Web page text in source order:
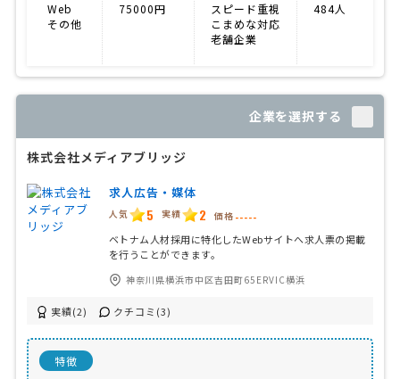
Web
その他
75000円
スピード重視
こまめな対応
老舗企業
484人
企業を選択する
株式会社メディアブリッジ
求人広告・媒体
人気 5 実績 2 価格 -----
ベトナム人材採用に特化したWebサイトへ求人票の掲載
を行うことができます。
神奈川県横浜市中区吉田町65ERVIC横浜
実績(2) クチコミ(3)
特徴